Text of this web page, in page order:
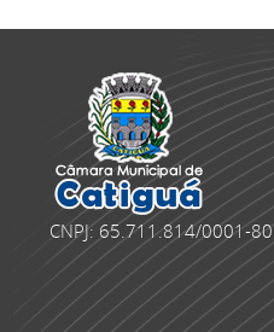
CNPJ: 65.711.814/0001-80